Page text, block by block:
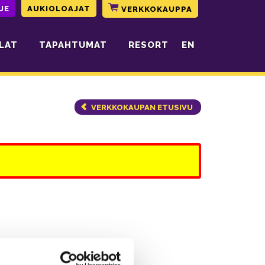
AUKIOLOAJAT VERKKOKAUPPA
TAPAHTUMAT RESORT EN
VERKKOKAUPAN ETUSIVU